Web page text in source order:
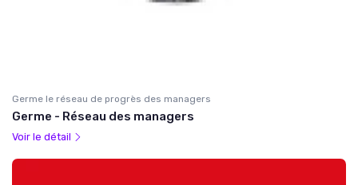
Germe le réseau de progrès des managers
Germe - Réseau des managers
Voir le détail